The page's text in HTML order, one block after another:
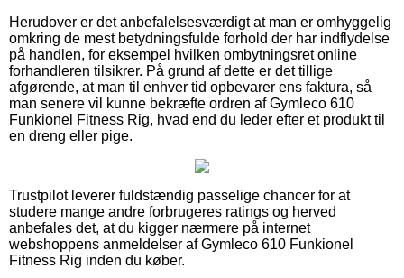
Herudover er det anbefalelsesværdigt at man er omhyggelig
omkring de mest betydningsfulde forhold der har indflydelse
på handlen, for eksempel hvilken ombytningsret online
forhandleren tilsikrer. På grund af dette er det tillige
afgørende, at man til enhver tid opbevarer ens faktura, så
man senere vil kunne bekræfte ordren af Gymleco 610
Funkionel Fitness Rig, hvad end du leder efter et produkt til
en dreng eller pige.
Trustpilot leverer fuldstændig passelige chancer for at
studere mange andre forbrugeres ratings og herved
anbefales det, at du kigger nærmere på internet
webshoppens anmeldelser af Gymleco 610 Funkionel
Fitness Rig inden du køber.